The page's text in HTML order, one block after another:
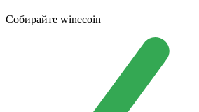
Собирайте winecoin